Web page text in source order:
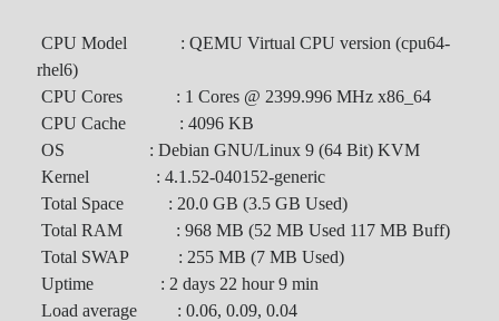
Archives
CPU Model : QEMU Virtual CPU version (cpu64-
rhel6)
CPU Cores : 1 Cores @ 2399.996 MHz x86_64
CPU Cache : 4096 KB
OS : Debian GNU/Linux 9 (64 Bit) KVM
Kernel : 4.1.52-040152-generic
Total Space : 20.0 GB (3.5 GB Used)
Total RAM : 968 MB (52 MB Used 117 MB Buff)
Total SWAP : 255 MB (7 MB Used)
Uptime : 2 days 22 hour 9 min
Load average : 0.06, 0.09, 0.04